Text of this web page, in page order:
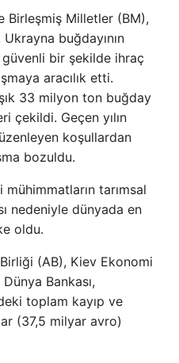
Birleşmiş Milletler (BM),
buğdayının
güvenli bir şekilde ihraç
aracılık etti.
33 milyon ton buğday
çekildi. Geçen yılın
koşullardan
bozuldu.
tarımsal
nedeniyle dünyada en
oldu.
(AB), Kiev Ekonomi
Bankası,
toplam kayıp ve
(37,5 milyar avro)